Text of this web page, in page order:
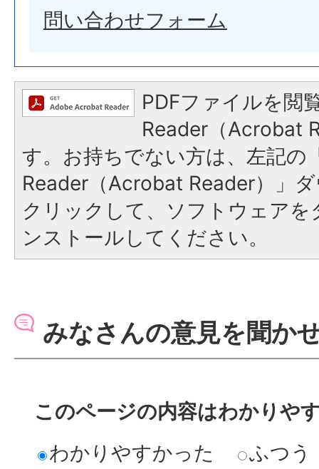
問い合わせフォーム
PDFファイルを閲
Reader（Acrobat
す。お持ちでない方は、左記の
Reader（Acrobat Reader）」
クリックして、ソフトウェア
ンストールしてください。
みなさんの意見を聞か
このページの内容はわかりや
わかりやすかった
ふつう